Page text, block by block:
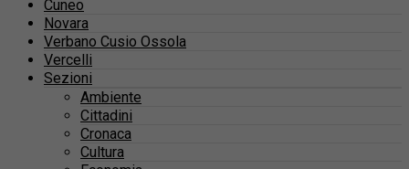
Cuneo
Novara
Verbano Cusio Ossola
Vercelli
Sezioni
Ambiente
Cittadini
Cronaca
Cultura